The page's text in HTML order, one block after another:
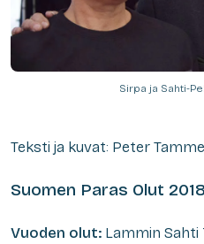
Sirpa ja Sahti-
Teksti ja kuvat: Peter
Suomen Paras Olut 2018
Vuoden olut: Lammin Sahti